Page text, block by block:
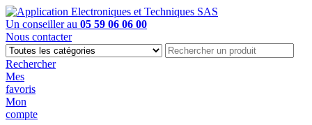
Un conseiller au 05 59 06 06 00
Nous contacter
Rechercher
Mes
favoris
Mon
compte